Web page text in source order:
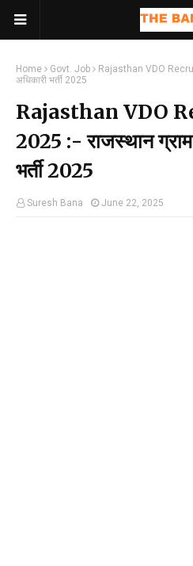
Home Govt. Job
Rajasthan VDO
अधिकारी भर्ती 2025
Rajasthan VDO
2025 :- राजस्थान
भर्ती 2025
Suresh Bana June 22, 2025